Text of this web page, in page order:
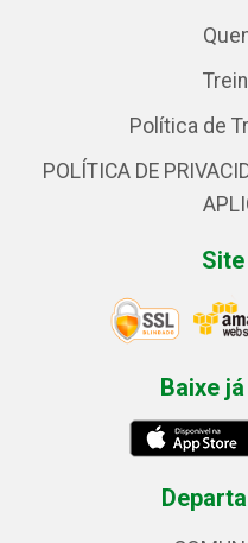
Política de
POLÍTICA DE
Baixe